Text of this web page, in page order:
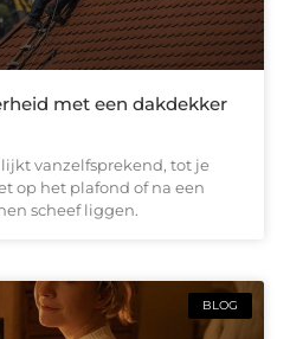
met een dakdekker
vanzelfsprekend, tot je
op het plafond of na een
scheef liggen.
BLOG